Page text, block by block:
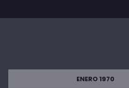
ENERO 1970